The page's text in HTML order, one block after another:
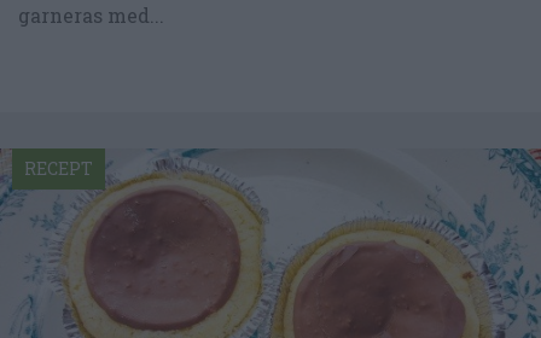
garneras med...
RECEPT